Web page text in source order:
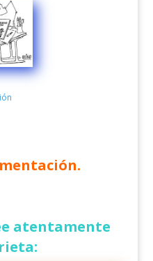
atentamente